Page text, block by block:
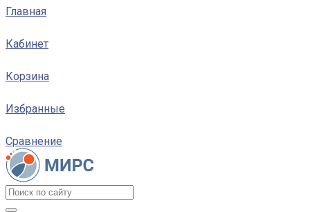
Главная
Кабинет
Корзина
Избранные
Сравнение